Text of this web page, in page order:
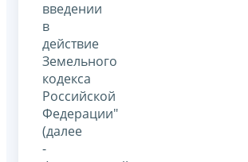
введении
в
действие
Земельного
кодекса
Российской
Федерации"
(далее
-